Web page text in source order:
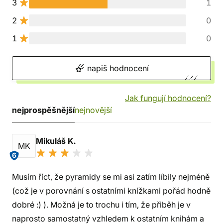
3
1
2
0
1
0
napiš hodnocení
Jak fungují hodnocení?
nejprospěšnějšínejnovější
MK
6
Mikuláš K.
Musím říct, že pyramidy se mi asi zatím líbily nejméně
(což je v porovnání s ostatními knížkami pořád hodně
dobré :) ). Možná je to trochu i tím, že přiběh je v
naprosto samostatný vzhledem k ostatním knihám a